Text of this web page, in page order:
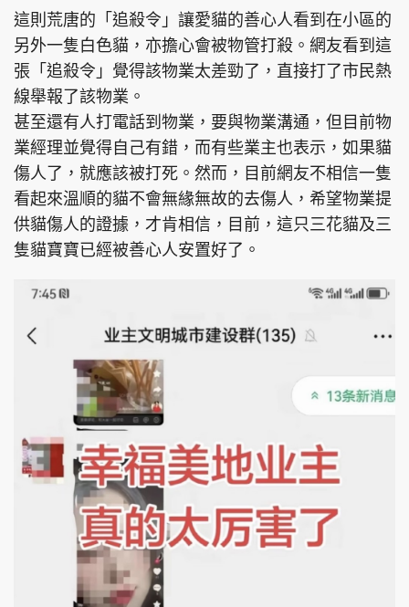
這則荒唐的「追殺令」讓愛貓的善心人看到在小區的
另外一隻白色貓，亦擔心會被物管打殺。網友看到這
張「追殺令」覺得該物業太差勁了，直接打了市民熱
線舉報了該物業。
甚至還有人打電話到物業，要與物業溝通，但目前物
業經理並覺得自己有錯，而有些業主也表示，如果貓
傷人了，就應該被打死。然而，目前網友不相信一隻
看起來溫順的貓不會無緣無故的去傷人，希望物業提
供貓傷人的證據，才肯相信，目前，這只三花貓及三
隻貓寶寶已經被善心人安置好了。